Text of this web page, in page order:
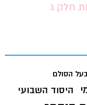
חלק ג
בעל הסולם
היסוד השבועי